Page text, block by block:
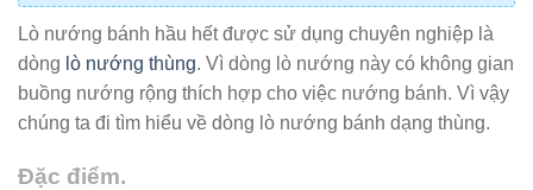
Lò nướng bánh hầu hết được sử dụng chuyên nghiệp là
dòng lò nướng thùng. Vì dòng lò nướng này có không gian
buồng nướng rộng thích hợp cho việc nướng bánh. Vì vậy
chúng ta đi tìm hiểu về dòng lò nướng bánh dạng thùng.
Đặc điểm.